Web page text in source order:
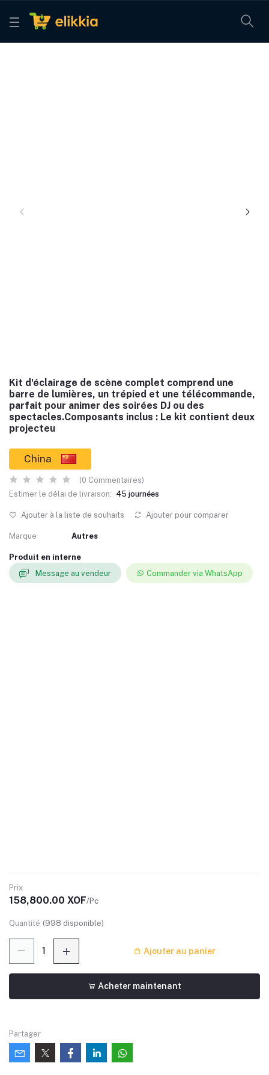
Kit d'éclairage de scène complet comprend une
barre de lumières, un trépied et une télécommande,
parfait pour animer des soirées DJ ou des
spectacles.Composants inclus : Le kit contient deux
projecteu
China
(0 Commentaires)
Estimer le délai de livraison: 45 journées
Ajouter à la liste de souhaits Ajouter pour comparer
Marque Autres
Produit en interne
Message au vendeur
Commander via WhatsApp
Prix
158,800.00 XOF/Pc
Quantité (998 disponible)
Ajouter au panier
Acheter maintenant
Partager